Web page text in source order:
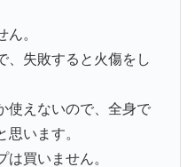
。
、失敗すると火傷をし
使えないので、全身で
います。
は買いません。